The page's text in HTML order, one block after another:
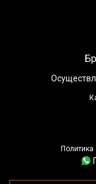
Политика